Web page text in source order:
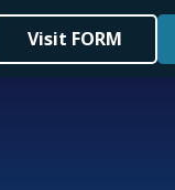
Visit FORM